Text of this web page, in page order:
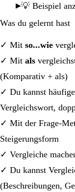
💡 Beispiel
Was du gelernt hast
✓ Mit so...wie
✓ Mit als
(Komparativ + als)
✓ Du kannst
Vergleichswort,
✓ Mit der Frage-
Steigerungsform
✓ Vergleiche
✓ Du kannst
(Beschreibungen,